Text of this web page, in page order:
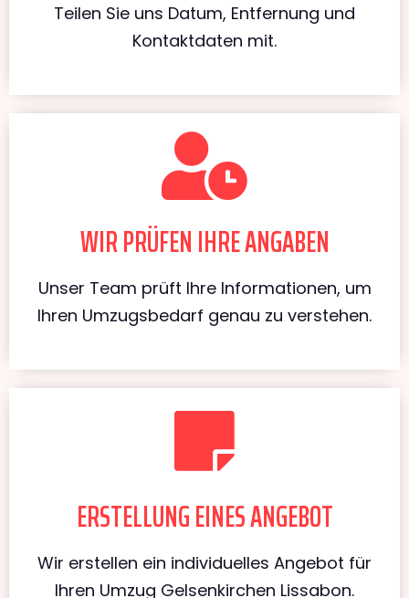
Teilen Sie uns Datum, Entfernung und
Kontaktdaten mit.
WIR PRÜFEN IHRE ANGABEN
Unser Team prüft Ihre Informationen, um
Ihren Umzugsbedarf genau zu verstehen.
ERSTELLUNG EINES ANGEBOT
Wir erstellen ein individuelles Angebot für
Ihren Umzug Gelsenkirchen Lissabon.